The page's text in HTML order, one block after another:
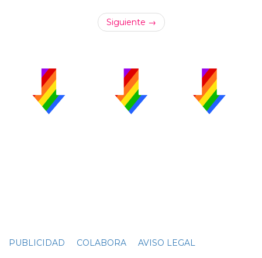
Siguiente →
PUBLICIDAD COLABORA
AVISO LEGAL